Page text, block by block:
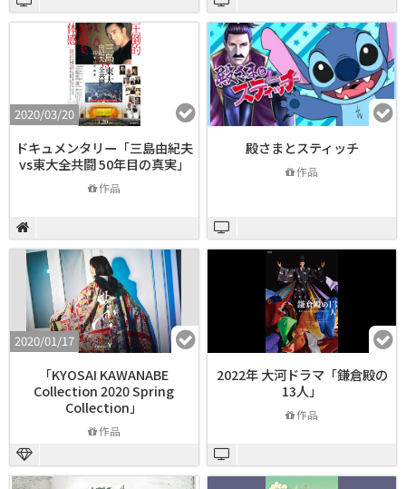
2020/03/20
ドキュメンタリー「三島由紀夫
vs東大全共闘 50年目の真実」
作品
殿さまとスティッチ
作品
2020/01/17
「KYOSAI KAWANABE
Collection 2020 Spring
Collection」
作品
2022年 大河ドラマ「鎌倉殿の
13人」
作品